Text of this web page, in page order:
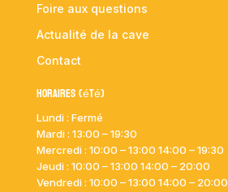
Foire aux questions
Actualité de la cave
Contact
Horaires (été)
Lundi : Fermé
Mardi : 13:00 – 19:30
Mercredi : 10:00 – 13:00 14:00 – 19:30
Jeudi : 10:00 – 13:00 14:00 – 20:00
Vendredi : 10:00 – 13:00 14:00 – 20:00